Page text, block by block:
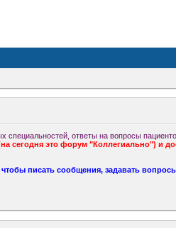
ответы на вопросы
сегодня это форум "Коллегиально") и
писать сообщения, задавать